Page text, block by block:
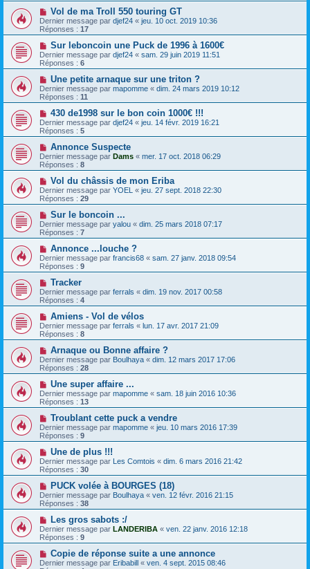
Vol de ma Troll 550 touring GT
Dernier message par djef24 « jeu. 10 oct. 2019 10:36
Réponses : 17
Sur leboncoin une Puck de 1996 à 1600€
Dernier message par djef24 « sam. 29 juin 2019 11:51
Réponses : 6
Une petite arnaque sur une triton ?
Dernier message par mapomme « dim. 24 mars 2019 10:12
Réponses : 11
430 de1998 sur le bon coin 1000€ !!!
Dernier message par djef24 « jeu. 14 févr. 2019 16:21
Réponses : 5
Annonce Suspecte
Dernier message par Dams « mer. 17 oct. 2018 06:29
Réponses : 8
Vol du châssis de mon Eriba
Dernier message par YOEL « jeu. 27 sept. 2018 22:30
Réponses : 29
Sur le boncoin ...
Dernier message par yalou « dim. 25 mars 2018 07:17
Réponses : 7
Annonce ...louche ?
Dernier message par francis68 « sam. 27 janv. 2018 09:54
Réponses : 9
Tracker
Dernier message par ferrals « dim. 19 nov. 2017 00:58
Réponses : 4
Amiens - Vol de vélos
Dernier message par ferrals « lun. 17 avr. 2017 21:09
Réponses : 8
Arnaque ou Bonne affaire ?
Dernier message par Boulhaya « dim. 12 mars 2017 17:06
Réponses : 28
Une super affaire ...
Dernier message par mapomme « sam. 18 juin 2016 10:36
Réponses : 13
Troublant cette puck a vendre
Dernier message par mapomme « jeu. 10 mars 2016 17:39
Réponses : 9
Une de plus !!!
Dernier message par Les Comtois « dim. 6 mars 2016 21:42
Réponses : 30
PUCK volée à BOURGES (18)
Dernier message par Boulhaya « ven. 12 févr. 2016 21:15
Réponses : 38
Les gros sabots :/
Dernier message par LANDERIBA « ven. 22 janv. 2016 12:18
Réponses : 9
Copie de réponse suite a une annonce
Dernier message par Eribabill « ven. 4 sept. 2015 08:46